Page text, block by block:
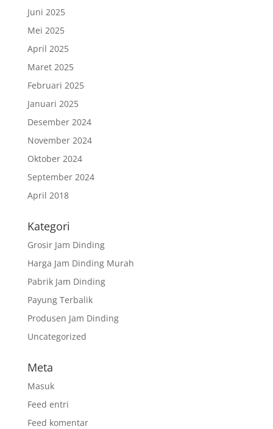
Juni 2025
Mei 2025
April 2025
Maret 2025
Februari 2025
Januari 2025
Desember 2024
November 2024
Oktober 2024
September 2024
April 2018
Kategori
Grosir Jam Dinding
Harga Jam Dinding Murah
Pabrik Jam Dinding
Payung Terbalik
Produsen Jam Dinding
Uncategorized
Meta
Masuk
Feed entri
Feed komentar